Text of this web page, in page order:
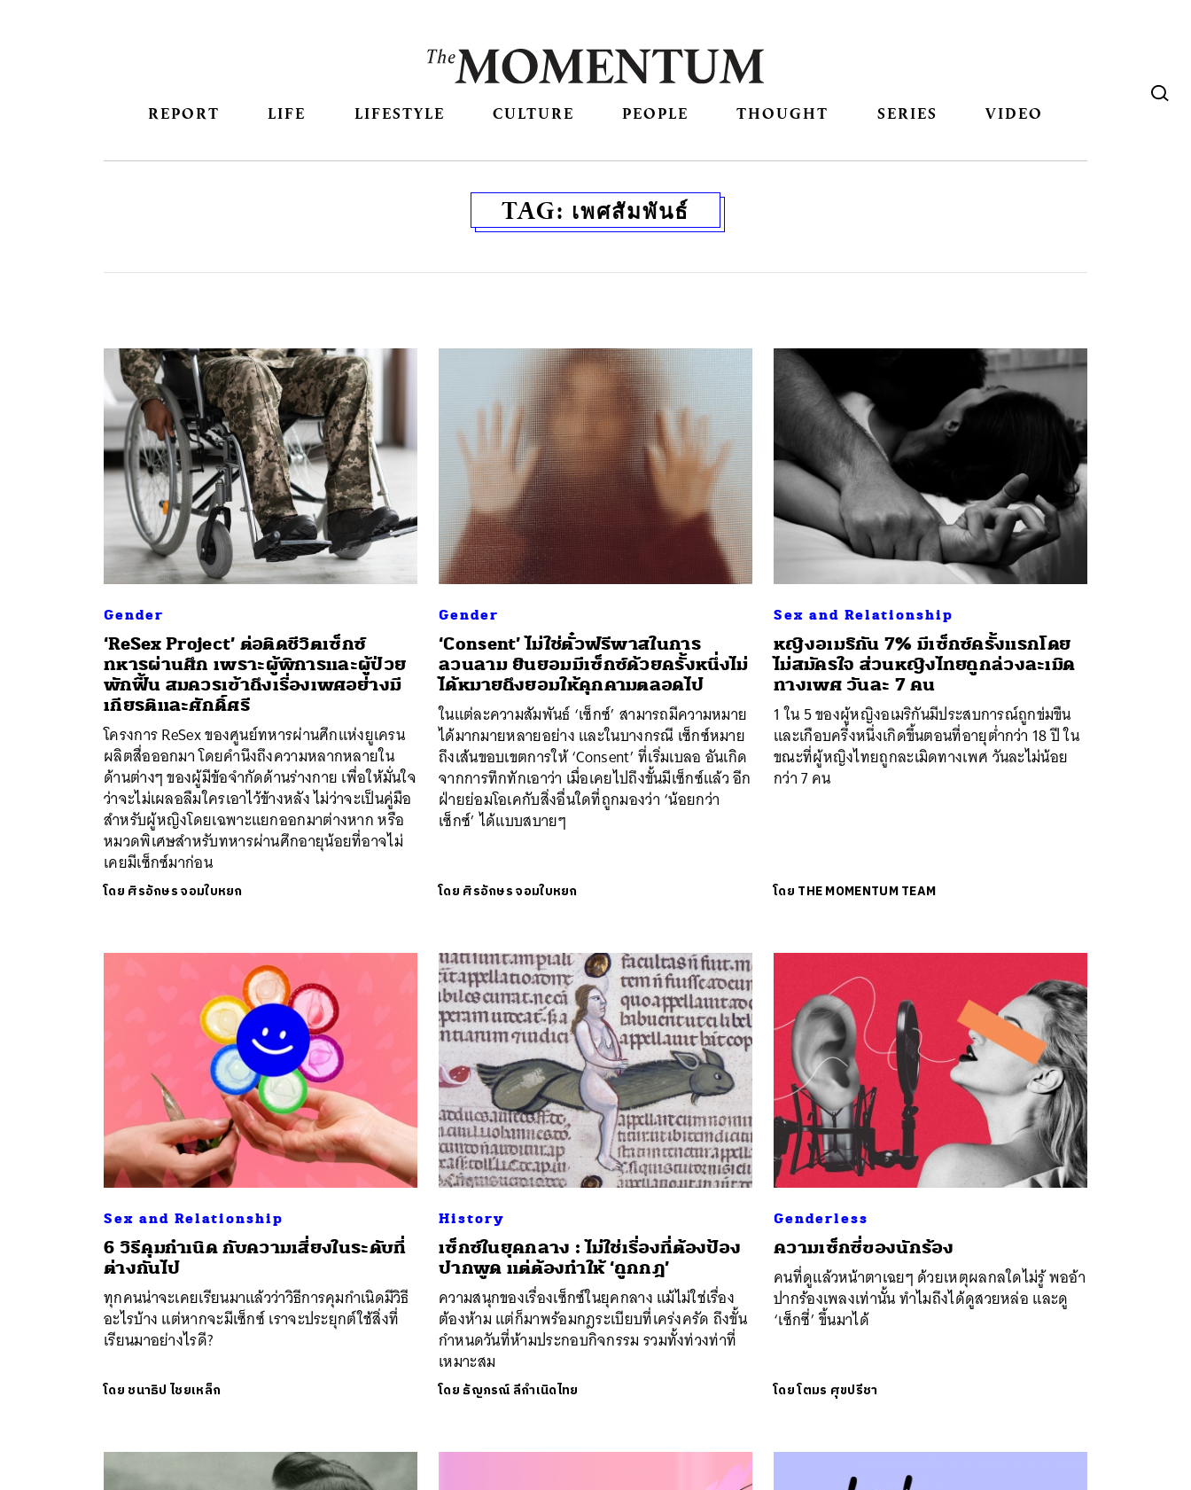
REPORT LIFE LIFESTYLE CULTURE PEOPLE THOUGHT SERIES VIDEO
TAG: เพศสัมพันธ์
Gender
‘ReSex Project’ ต่อติดชีวิตเซ็กซ์
ทหารผ่านศึก เพราะผู้พิการและผู้ป่วย
พักฟื้น สมควรเข้าถึงเรื่องเพศอย่างมี
เกียรติและศักดิ์ศรี
โครงการ ReSex ของศูนย์ทหารผ่านศึกแห่งยูเครน
ผลิตสื่อออกมา โดยคำนึงถึงความหลากหลายใน
ด้านต่างๆ ของผู้มีข้อจำกัดด้านร่างกาย เพื่อให้มั่นใจ
ว่าจะไม่เผลอลืมใครเอาไว้ข้างหลัง ไม่ว่าจะเป็นคู่มือ
สำหรับผู้หญิงโดยเฉพาะแยกออกมาต่างหาก หรือ
หมวดพิเศษสำหรับทหารผ่านศึกอายุน้อยที่อาจไม่
เคยมีเซ็กซ์มาก่อน
โดย ศิรอักษร จอมใบหยก
Gender
‘Consent’ ไม่ใช่ตั๋วฟรีพาสในการ
ลวนลาม ยินยอมมีเซ็กซ์ด้วยครั้งหนึ่งไม่
ได้หมายถึงยอมให้คุกคามตลอดไป
ในแต่ละความสัมพันธ์ ‘เซ็กซ์’ สามารถมีความหมาย
ได้มากมายหลายอย่าง และในบางกรณี เซ็กซ์หมาย
ถึงเส้นขอบเขตการให้ ‘Consent’ ที่เริ่มเบลอ อันเกิด
จากการทึกทักเอาว่า เมื่อเคยไปถึงขั้นมีเซ็กซ์แล้ว อีก
ฝ่ายย่อมโอเคกับสิ่งอื่นใดที่ถูกมองว่า ‘น้อยกว่า
เซ็กซ์’ ได้แบบสบายๆ
โดย ศิรอักษร จอมใบหยก
Sex and Relationship
หญิงอเมริกัน 7% มีเซ็กซ์ครั้งแรกโดย
ไม่สมัครใจ ส่วนหญิงไทยถูกล่วงละเมิด
ทางเพศ วันละ 7 คน
1 ใน 5 ของผู้หญิงอเมริกันมีประสบการณ์ถูกข่มขืน
และเกือบครึ่งหนึ่งเกิดขึ้นตอนที่อายุต่ำกว่า 18 ปี ใน
ขณะที่ผู้หญิงไทยถูกละเมิดทางเพศ วันละไม่น้อย
กว่า 7 คน
โดย THE MOMENTUM TEAM
Sex and Relationship
6 วิธีคุมกำเนิด กับความเสี่ยงในระดับที่
ต่างกันไป
ทุกคนน่าจะเคยเรียนมาแล้วว่าวิธีการคุมกำเนิดมีวิธี
อะไรบ้าง แต่หากจะมีเซ็กซ์ เราจะประยุกต์ใช้สิ่งที่
เรียนมาอย่างไรดี?
โดย ชนาธิป ไชยเหล็ก
History
เซ็กซ์ในยุคกลาง : ไม่ใช่เรื่องที่ต้องป้อง
ปากพูด แต่ต้องทำให้ ‘ถูกกฎ’
ความสนุกของเรื่องเซ็กซ์ในยุคกลาง แม้ไม่ใช่เรื่อง
ต้องห้าม แต่ก็มาพร้อมกฎระเบียบที่เคร่งครัด ถึงขั้น
กำหนดวันที่ห้ามประกอบกิจกรรม รวมทั้งท่วงท่าที่
เหมาะสม
โดย ธัญภรณ์ ลีกำเนิดไทย
Genderless
ความเซ็กซี่ของนักร้อง
คนที่ดูแล้วหน้าตาเฉยๆ ด้วยเหตุผลกลใดไม่รู้ พออ้า
ปากร้องเพลงเท่านั้น ทำไมถึงได้ดูสวยหล่อ และดู
‘เซ็กซี่’ ขึ้นมาได้
โดยโตมร ศุขปรีชา
SHARE